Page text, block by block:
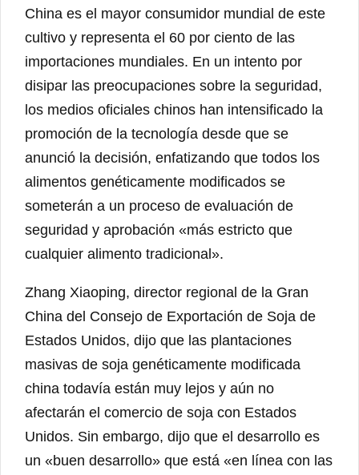
China es el mayor consumidor mundial de este
cultivo y representa el 60 por ciento de las
importaciones mundiales. En un intento por
disipar las preocupaciones sobre la seguridad,
los medios oficiales chinos han intensificado la
promoción de la tecnología desde que se
anunció la decisión, enfatizando que todos los
alimentos genéticamente modificados se
someterán a un proceso de evaluación de
seguridad y aprobación «más estricto que
cualquier alimento tradicional».
Zhang Xiaoping, director regional de la Gran
China del Consejo de Exportación de Soja de
Estados Unidos, dijo que las plantaciones
masivas de soja genéticamente modificada
china todavía están muy lejos y aún no
afectarán el comercio de soja con Estados
Unidos. Sin embargo, dijo que el desarrollo es
un «buen desarrollo» que está «en línea con las